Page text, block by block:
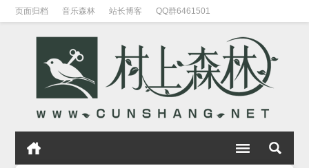
页面归档 音乐森林 站长博客 QQ群6461501